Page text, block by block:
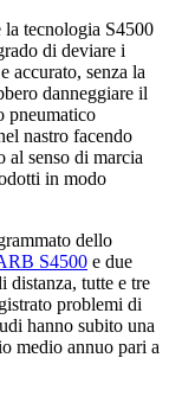
tecnologia S4500
di deviare i
accurato, senza la
danneggiare il
pneumatico
nastro facendo
al senso di marcia
in modo
dello
S4500 e due
distanza, tutte e tre
problemi di
hanno subito una
medio annuo pari a